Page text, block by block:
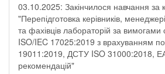
03.10.2025: Закінчилося навчання за
"Перепідготовка керівників,
та фахівців лабораторій за
ISO/IEC 17025:2019 з врахуванням
19011:2019, ДСТУ ISO 31000:2018,
рекомендацій"